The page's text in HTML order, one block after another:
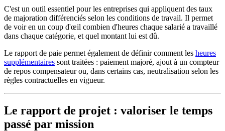
C'est un outil essentiel pour les entreprises qui appliquent des taux
de majoration différenciés selon les conditions de travail. Il permet
de voir en un coup d'œil combien d'heures chaque salarié a travaillé
dans chaque catégorie, et quel montant lui est dû.
Le rapport de paie permet également de définir comment les heures
supplémentaires sont traitées : paiement majoré, ajout à un compteur
de repos compensateur ou, dans certains cas, neutralisation selon les
règles contractuelles en vigueur.
Le rapport de projet : valoriser le temps
passé par mission